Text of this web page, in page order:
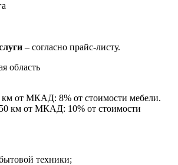
– согласно прайс-листу.
область
км от МКАД: 8% от стоимости мебели.
км от МКАД: 10% от стоимости
техники;